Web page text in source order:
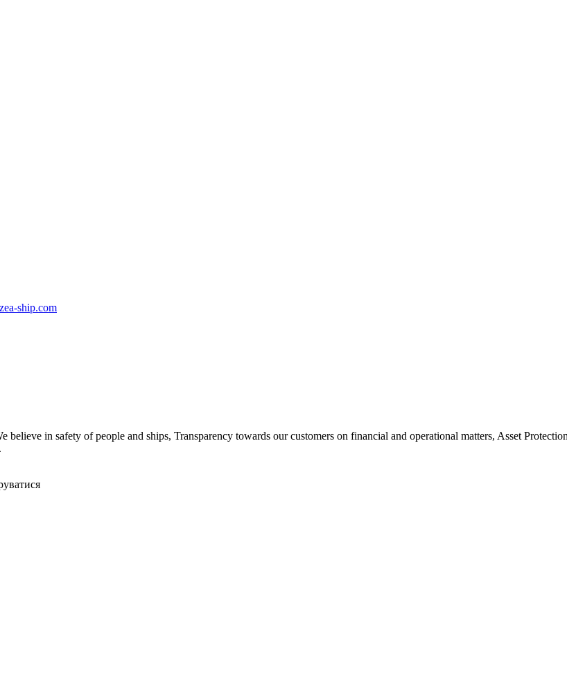
ship.com
believe in safety of people and ships, Transparency towards our customers on financial and operational matters, Asset